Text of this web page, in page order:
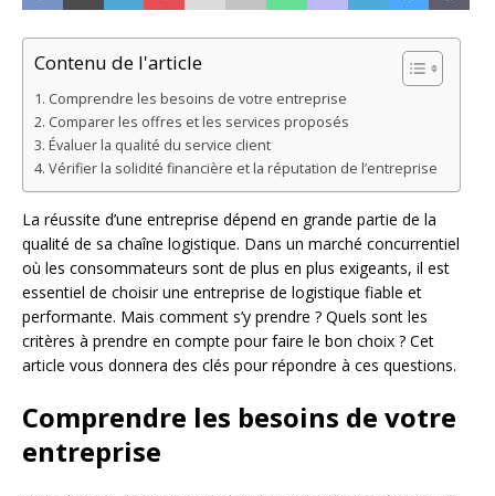
Contenu de l'article
Comprendre les besoins de votre entreprise
Comparer les offres et les services proposés
Évaluer la qualité du service client
Vérifier la solidité financière et la réputation de l’entreprise
La réussite d’une entreprise dépend en grande partie de la
qualité de sa chaîne logistique. Dans un marché concurrentiel
où les consommateurs sont de plus en plus exigeants, il est
essentiel de choisir une entreprise de logistique fiable et
performante. Mais comment s’y prendre ? Quels sont les
critères à prendre en compte pour faire le bon choix ? Cet
article vous donnera des clés pour répondre à ces questions.
Comprendre les besoins de votre
entreprise